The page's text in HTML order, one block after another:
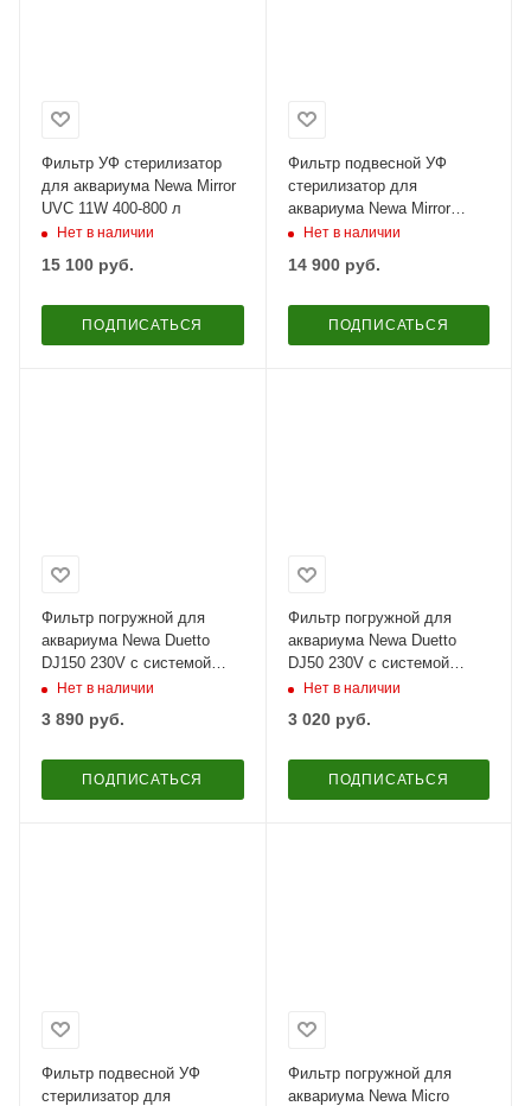
Фильтр УФ стерилизатор
для аквариума Newa Mirror
UVC 11W 400-800 л
Нет в наличии
15 100 руб.
ПОДПИСАТЬСЯ
Фильтр подвесной УФ
стерилизатор для
аквариума Newa Mirror
Hang On UVC filter 7W с
Нет в наличии
14 900руб.
ПОДПИСАТЬСЯ
Фильтр погружной для
аквариума Newa Duetto
DJ150 230V с системой
аэрации на 120 л
Нет в наличии
3 890 руб.
ПОДПИСАТЬСЯ
Фильтр погружной для
аквариума Newa Duetto
DJ50 230V с системой
аэрации на 50 л
Нет в наличии
3 020руб.
ПОДПИСАТЬСЯ
Фильтр подвесной УФ
стерилизатор для
Фильтр погружной для
аквариума Newa Micro